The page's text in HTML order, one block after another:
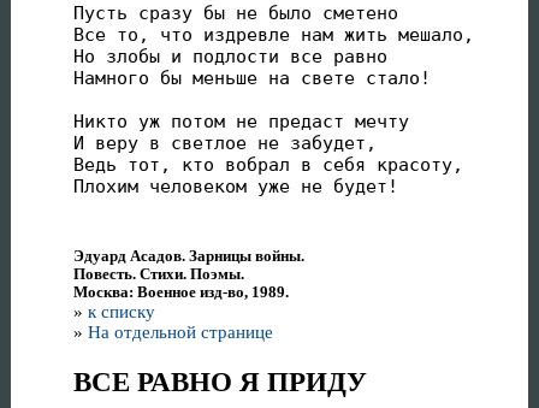
Пусть сразу бы не было сметено
Все то, что издревле нам жить мешало,
Но злобы и подлости все равно
Намного бы меньше на свете стало!
Никто уж потом не предаст мечту
И веру в светлое не забудет,
Ведь тот, кто вобрал в себя красоту,
Эдуард Асадов. Зарницы войны.
Повесть. Стихи. Поэмы.
Москва: Военное изд-во, 1989.
» к списку
» На отдельной странице
ВСЕ РАВНО Я ПРИДУ